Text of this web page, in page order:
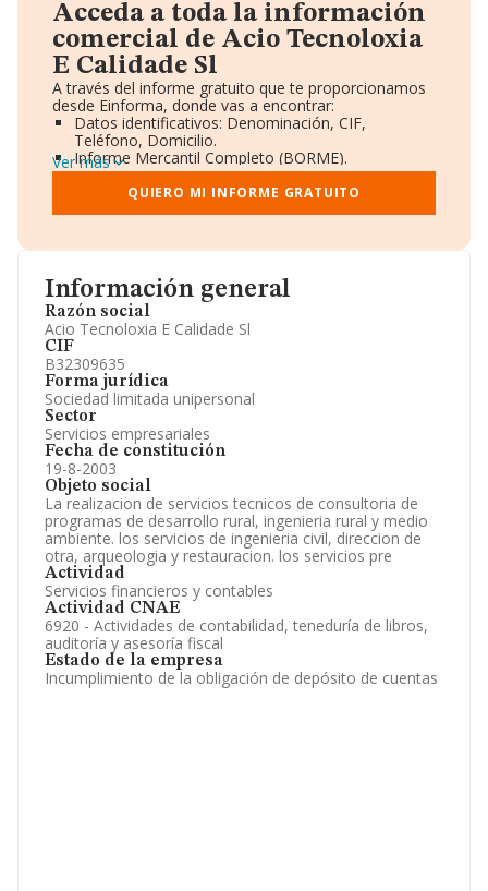
Información general
Razón social
Acio Tecnoloxia E Calidade Sl
CIF
B32309635
Forma jurídica
Sociedad limitada unipersonal
Sector
Servicios empresariales
Fecha de constitución
19-8-2003
Objeto social
La realizacion de servicios tecnicos de consultoria de
programas de desarrollo rural, ingenieria rural y medio
ambiente. los servicios de ingenieria civil, direccion de
otra, arqueologia y restauracion. los servicios pre
Actividad
Servicios financieros y contables
Actividad CNAE
6920 - Actividades de contabilidad, teneduría de libros,
auditoría y asesoría fiscal
Estado de la empresa
Incumplimiento de la obligación de depósito de cuentas
Acceda a toda la información
comercial de Acio Tecnoloxia
E Calidade Sl
A través del informe gratuito que te proporcionamos
desde Einforma, donde vas a encontrar:
Datos identificativos: Denominación, CIF,
Teléfono, Domicilio.
Informe Mercantil Completo (BORME).
Gráficos de Evolución Ventas y Empleados.
Consejo de Administración y Administradores.
Directivos y Ejecutivos.
Información oficial y registral complementaria.
Ver más
QUIERO MI INFORME GRATUITO